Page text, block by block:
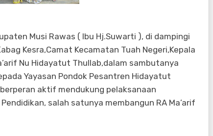
Musi Rawas ( Ibu Hj.Suwarti ), di dampingi
Kesra,Camat Kecamatan Tuah Negeri,Kepala
Nu Hidayatut Thullab,dalam sambutanya
Yayasan Pondok Pesantren Hidayatut
aktif mendukung pelaksanaan
salah satunya membangun RA Ma’arif